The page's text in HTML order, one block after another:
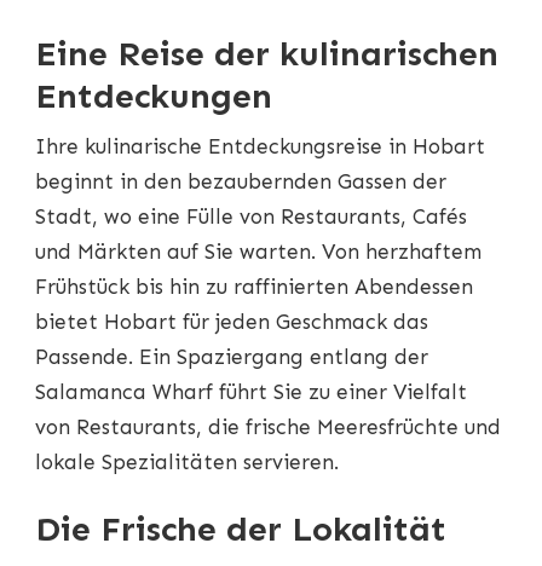
Eine Reise der kulinarischen
Entdeckungen
Ihre kulinarische Entdeckungsreise in Hobart
beginnt in den bezaubernden Gassen der
Stadt, wo eine Fülle von Restaurants, Cafés
und Märkten auf Sie warten. Von herzhaftem
Frühstück bis hin zu raffinierten Abendessen
bietet Hobart für jeden Geschmack das
Passende. Ein Spaziergang entlang der
Salamanca Wharf führt Sie zu einer Vielfalt
von Restaurants, die frische Meeresfrüchte und
lokale Spezialitäten servieren.
Die Frische der Lokalität